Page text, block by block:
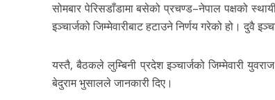
सोमबार पेरिसडाँडामा बसेको प्रचण्ड–नेपाल पक्षको
इञ्चार्जको जिम्मेवारीबाट हटाउने निर्णय गरेको हो। दुवै
यस्तै, बैठकले लुम्बिनी प्रदेश इञ्चार्जको जिम्मेवारी
बेदुराम भुसालले जानकारी दिए।